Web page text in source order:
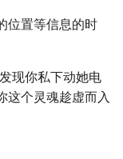
位置等信息的时
现你私下动她电
这个灵魂趁虚而入